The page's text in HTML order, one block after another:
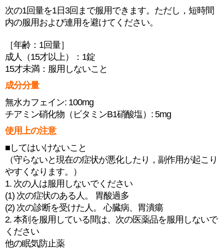
次の1回量を1日3回まで服用できます。ただし，短時間
内の服用および連用を避けてください。
［年齢：1回量］
成人（15才以上）：1錠
15才未満：服用しないこと
成分分量
無水カフェイン: 100mg
チアミン硝化物（ビタミンB1硝酸塩）: 5mg
使用上の注意
■してはいけないこと
（守らないと現在の症状が悪化したり，副作用が起こり
やすくなります。）
1. 次の人は服用しないでください
(1) 次の症状のある人。 胃酸過多
(2) 次の診断を受けた人。 心臓病、胃潰瘍
2. 本剤を服用している間は、次の医薬品を服用しないで
ください
他の眠気防止薬